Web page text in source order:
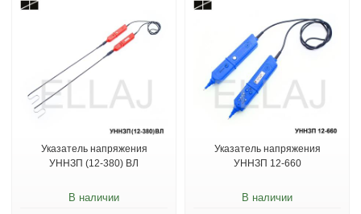
Указатель напряжения
УННЗП (12-380) ВЛ
В наличии
Указатель напряжения
УННЗП 12-660
В наличии